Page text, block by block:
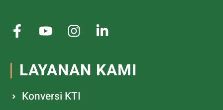
LAYANAN KAMI
Konversi KTI